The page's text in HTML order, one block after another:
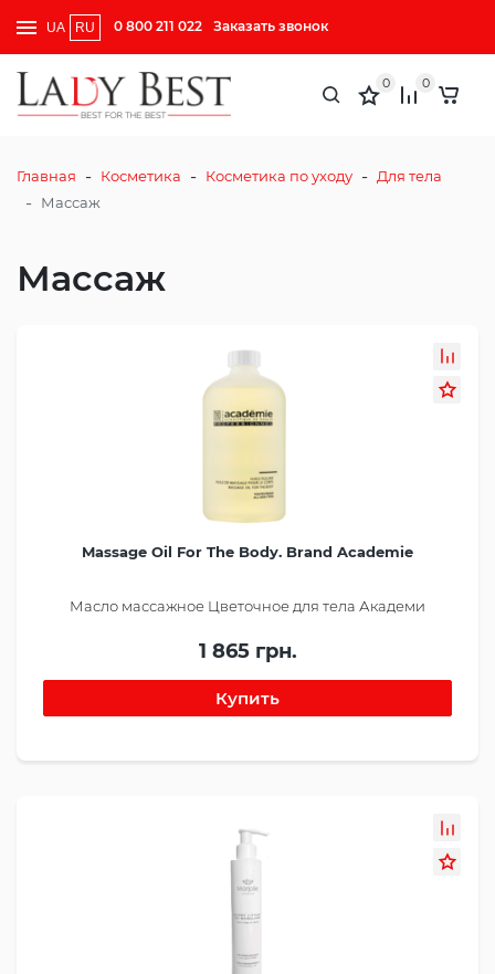
UA RU 0 800 211 022 Заказать звонок
0 0
Главная - Косметика - Косметика по уходу - Для тела
- Массаж
Массаж
Massage Oil For The Body. Brand Academie
Масло массажное Цветочное для тела Академи
1 865 грн.